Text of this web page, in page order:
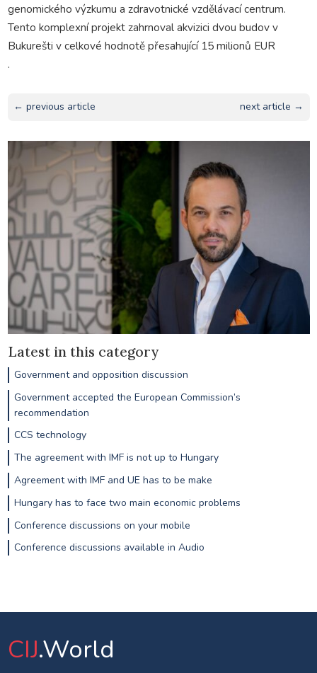
genomického výzkumu a zdravotnické vzdělávací centrum.
Tento komplexní projekt zahrnoval akvizici dvou budov v
Bukurešti v celkové hodnotě přesahující 15 milionů EUR
.
← previous article next article →
Latest in this category
Government and opposition discussion
Government accepted the European Commission’s
recommendation
CCS technology
The agreement with IMF is not up to Hungary
Agreement with IMF and UE has to be make
Hungary has to face two main economic problems
Conference discussions on your mobile
Conference discussions available in Audio
CIJ.World